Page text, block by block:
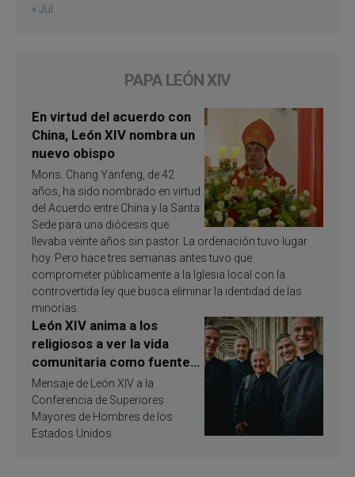
« Jul
PAPA LEÓN XIV
En virtud del acuerdo con
China, León XIV nombra un
nuevo obispo
Mons. Chang Yanfeng, de 42
años, ha sido nombrado en virtud
del Acuerdo entre China y la Santa
Sede para una diócesis que
llevaba veinte años sin pastor. La ordenación tuvo lugar
hoy. Pero hace tres semanas antes tuvo que
comprometer públicamente a la Iglesia local con la
controvertida ley que busca eliminar la identidad de las
minorías.
León XIV anima a los
religiosos a ver la vida
comunitaria como fuente
de inspiración y
santificación
Mensaje de León XIV a la
Conferencia de Superiores
Mayores de Hombres de los
Estados Unidos